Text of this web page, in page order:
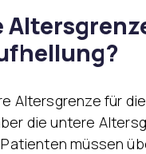
Altersgrenze für die
die untere
müssen